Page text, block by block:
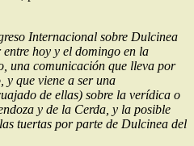
Internacional sobre Dulcinea
hoy y el domingo en la
una comunicación que lleva por
y que viene a ser una
de ellas) sobre la verídica o
y de la Cerda, y la posible
tuertas por parte de Dulcinea del